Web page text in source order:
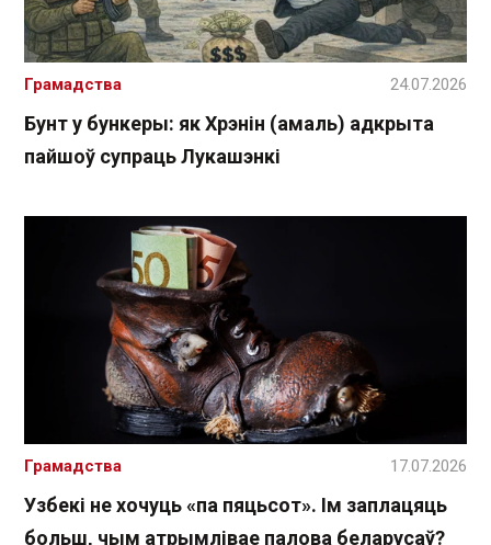
Бунт у бункеры: як Хрэнін (амаль) адкрыта
пайшоў супраць Лукашэнкі
Грамадства 24.07.2026
Узбекі не хочуць «па пяцьсот». Ім заплацяць
больш, чым атрымлівае палова беларусаў?
Грамадства 17.07.2026